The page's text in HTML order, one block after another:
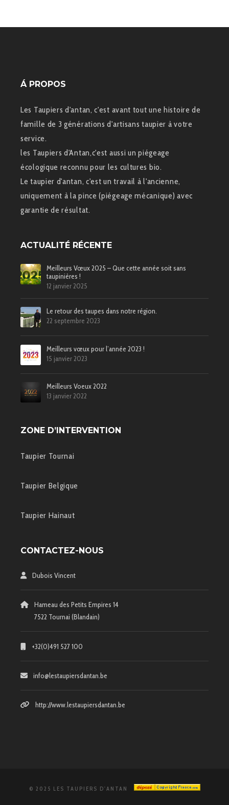
Á PROPOS
Les Taupiers d'antan, c'est avant tout une histoire de
famille de 3 générations d'artisans taupier à votre
service.
les Taupiers d'Antan,c'est aussi un piégeage
écologique reconnu pour les cultures bio.
Le taupier d'antan, c'est un travail à l'ancienne,
uniquement à la pince (piégeage mécanique) avec
garantie de résultat.
ACTUALITÉ RÉCENTE
Meilleurs Vœux 2025 – Que cette année soit sans
taupinières !
12 janvier 2025
Le retour des taupes dans notre région.
22 septembre 2023
Meilleurs vœux pour l’année 2023 !
15 janvier 2023
Meilleurs Voeux 2022
13 janvier 2022
ZONE D’INTERVENTION
Taupier Tournai
Taupier Belgique
Taupier Hainaut
CONTACTEZ-NOUS
Dubois Vincent
Hameau des Petits Empires 14
7522 Tournai (Blandain)
+32(0)491 527 100
info@lestaupiersdantan.be
http://www.lestaupiersdantan.be
© 2025 LES TAUPIERS D'ANTAN